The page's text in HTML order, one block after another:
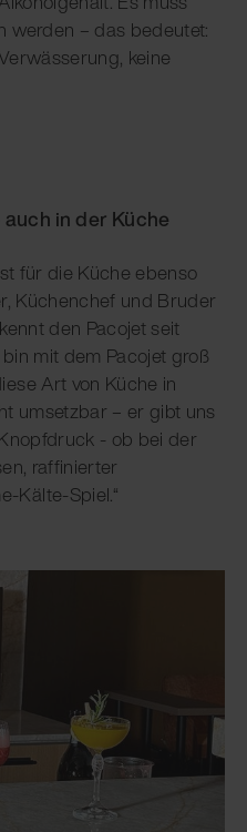
werden – das bedeutet:
keine
in der Küche
für die Küche ebenso
Küchenchef und Bruder
den Pacojet seit
mit dem Pacojet groß
Art von Küche in
umsetzbar – er gibt uns
- ob bei der
raffinierter
Kälte-Spiel.“